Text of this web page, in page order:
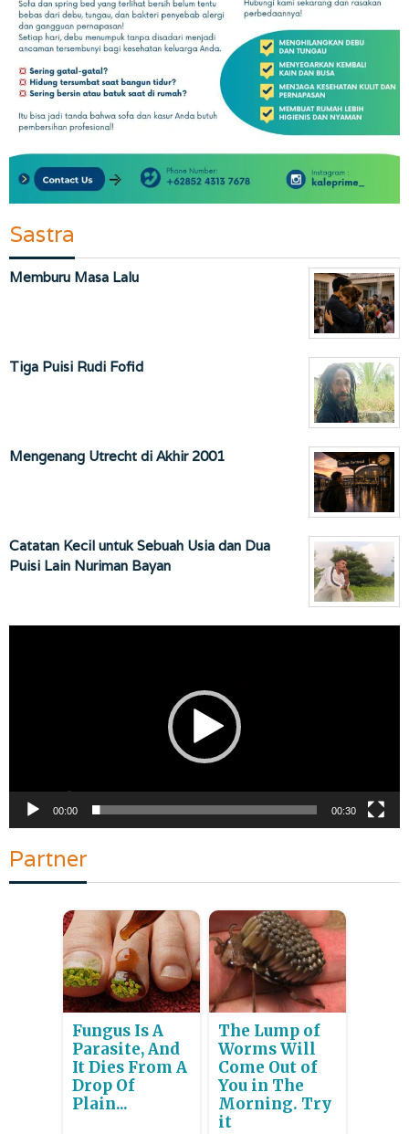
Sastra
Memburu Masa Lalu
Tiga Puisi Rudi Fofid
Mengenang Utrecht di Akhir 2001
Catatan Kecil untuk Sebuah Usia dan Dua
Puisi Lain Nuriman Bayan
00:00 00:30
Partner
Fungus Is A
Parasite, And
It Dies From A
Drop Of
Plain...
The Lump of
Worms Will
Come Out of
You in The
Morning. Try
it